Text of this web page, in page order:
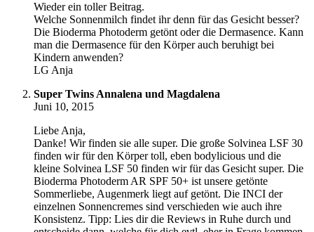
Wieder ein toller Beitrag.
Welche Sonnenmilch findet ihr denn für das Gesicht besser?
Die Bioderma Photoderm getönt oder die Dermasence. Kann
man die Dermasence für den Körper auch beruhigt bei
Kindern anwenden?
LG Anja
Super Twins Annalena und Magdalena
Juni 10, 2015
Liebe Anja,
Danke! Wir finden sie alle super. Die große Solvinea LSF 30
finden wir für den Körper toll, eben bodylicious und die
kleine Solvinea LSF 50 finden wir für das Gesicht super. Die
Bioderma Photoderm AR SPF 50+ ist unsere getönte
Sommerliebe, Augenmerk liegt auf getönt. Die INCI der
einzelnen Sonnencremes sind verschieden wie auch ihre
Konsistenz. Tipp: Lies dir die Reviews in Ruhe durch und